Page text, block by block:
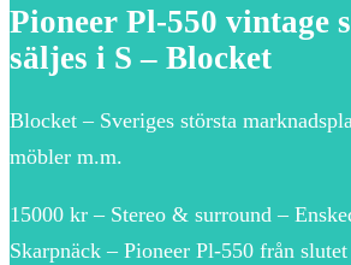
Pioneer Pl-550 vintage
säljes i S – Blocket
Blocket – Sveriges största
möbler m.m.
15000 kr – Stereo & surround –
Skarpnäck – Pioneer Pl-550 från